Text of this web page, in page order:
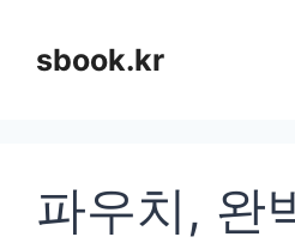
sbook.kr
파우치, 완